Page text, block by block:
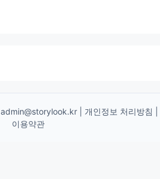
admin@storylook.kr 개인정보 처리방침
이용약관